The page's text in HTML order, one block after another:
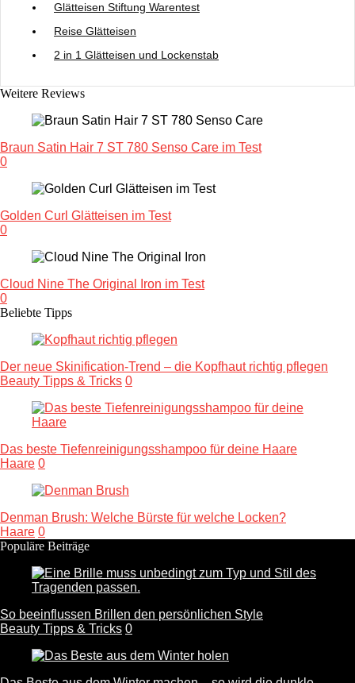
Glätteisen Stiftung Warentest
Reise Glätteisen
2 in 1 Glätteisen und Lockenstab
Weitere Reviews
Braun Satin Hair 7 ST 780 Senso Care im Test
0
Golden Curl Glätteisen im Test
0
Cloud Nine The Original Iron im Test
0
Beliebte Tipps
Der neue Skinification-Trend – die Kopfhaut richtig pflegen
Beauty Tipps & Tricks 0
Das beste Tiefenreinigungsshampoo für deine Haare
Haare 0
Denman Brush: Welche Bürste für welche Locken?
Haare 0
Populäre Beiträge
So beeinflussen Brillen den persönlichen Style
Beauty Tipps & Tricks 0